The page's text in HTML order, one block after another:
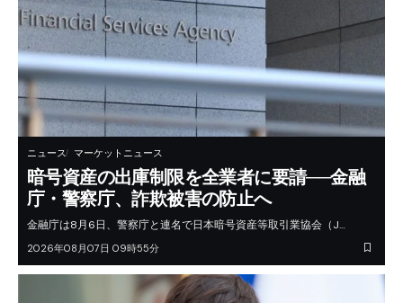
ニュース マーケットニュース
暗号資産の出庫制限を全業者に要請──金融
庁・警察庁、詐欺被害の防止へ
金融庁は8月6日、警察庁と連名で日本暗号資産等取引業協会（J…
2026年08月07日 09時55分